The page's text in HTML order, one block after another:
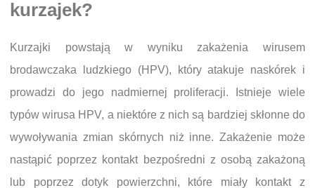
kurzajek?
Kurzajki powstają w wyniku zakażenia wirusem
brodawczaka ludzkiego (HPV), który atakuje naskórek i
prowadzi do jego nadmiernej proliferacji. Istnieje wiele
typów wirusa HPV, a niektóre z nich są bardziej skłonne do
wywoływania zmian skórnych niż inne. Zakażenie może
nastąpić poprzez kontakt bezpośredni z osobą zakażoną
lub poprzez dotyk powierzchni, które miały kontakt z